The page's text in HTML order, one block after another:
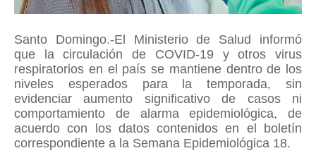
Santo Domingo.-El Ministerio de Salud informó
que la circulación de COVID-19 y otros virus
respiratorios en el país se mantiene dentro de los
niveles esperados para la temporada, sin
evidenciar aumento significativo de casos ni
comportamiento de alarma epidemiológica, de
acuerdo con los datos contenidos en el boletín
correspondiente a la Semana Epidemiológica 18.